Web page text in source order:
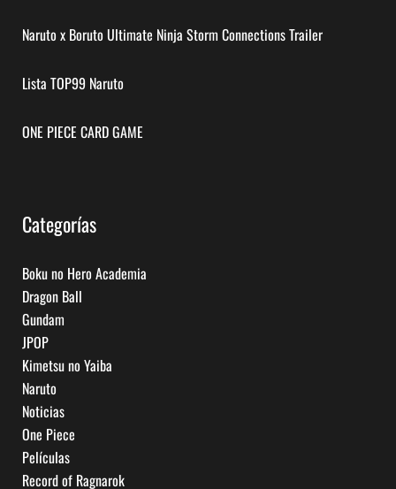
Naruto x Boruto Ultimate Ninja Storm Connections Trailer
Lista TOP99 Naruto
ONE PIECE CARD GAME
Categorías
Boku no Hero Academia
Dragon Ball
Gundam
JPOP
Kimetsu no Yaiba
Naruto
Noticias
One Piece
Películas
Record of Ragnarok